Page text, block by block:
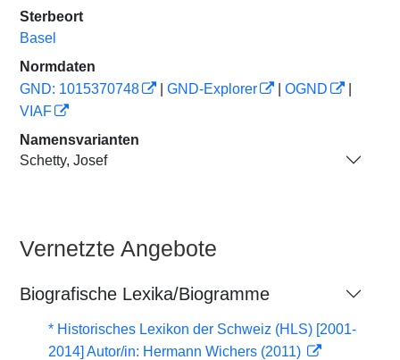
Sterbeort
Basel
Normdaten
GND: 1015370748
GND-Explorer OGND
VIAF
Namensvarianten
Schetty, Josef
Vernetzte Angebote
Biografische Lexika/Biogramme
* Historisches Lexikon der Schweiz (HLS) [2001-
2014] Autor/in: Hermann Wichers (2011)